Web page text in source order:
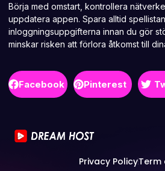
Börja med omstart, kontrollera
uppdatera appen. Spara alltid
inloggningsuppgifterna innan du gör
minskar risken att förlora åtkomst till
Facebook Pinterest
Privacy PolicyTerm